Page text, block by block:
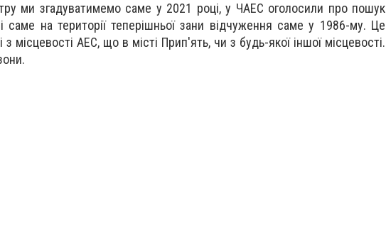
ми згадуватимемо саме у 2021 році, у ЧАЕС оголосили про пошук
саме на території теперішньої зани відчуження саме у 1986-му. Це
місцевості АЕС, що в місті Прип'ять, чи з будь-якої іншої місцевості.